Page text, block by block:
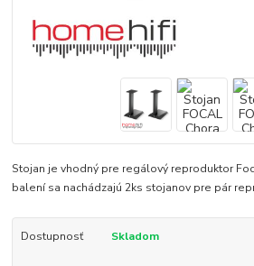
Stojan je vhodný pre regálový reproduktor
balení sa nachádzajú 2ks stojanov pre pár
Dostupnosť Skladom